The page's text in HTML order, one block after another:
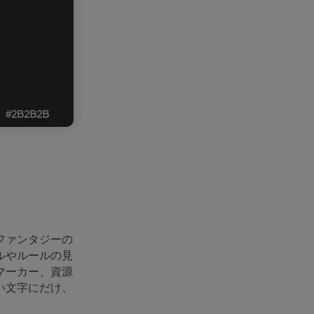
ァンタジーの
やルールの見
ーカー、資源
字にだけ、